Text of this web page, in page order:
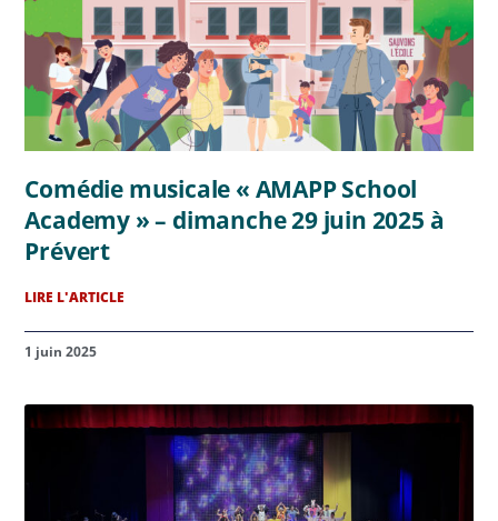
Comédie musicale « AMAPP School
Academy » – dimanche 29 juin 2025 à
Prévert
LIRE L'ARTICLE
1 juin 2025